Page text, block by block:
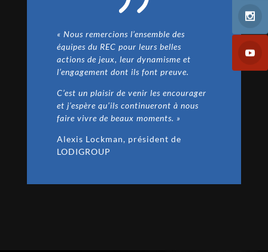
« Nous remercions l’ensemble des
équipes du REC pour leurs belles
actions de jeux, leur dynamisme et
l’engagement dont ils font preuve.
C’est un plaisir de venir les encourager
et j’espère qu’ils continueront à nous
faire vivre de beaux moments. »
Alexis Lockman, président de
LODIGROUP